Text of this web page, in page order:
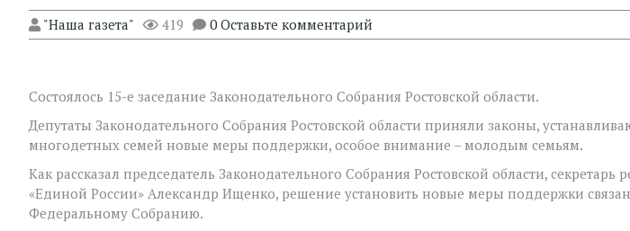
"Наша газета" 419 0 Оставьте комментарий
Состоялось 15-е заседание Законодательного Собрания Ростовской области.
Депутаты Законодательного Собрания Ростовской области приняли законы,
многодетных семей новые меры поддержки, особое внимание – молодым семьям.
Как рассказал председатель Законодательного Собрания Ростовской области, секретарь
«Единой России» Александр Ищенко, решение установить новые меры поддержки
Федеральному Собранию.